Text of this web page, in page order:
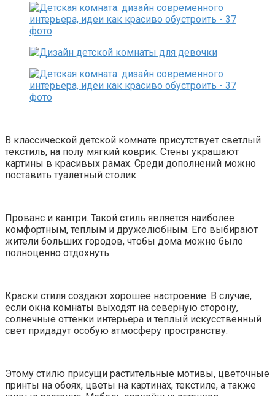
В классической детской комнате присутствует светлый
текстиль, на полу мягкий коврик. Стены украшают
картины в красивых рамах. Среди дополнений можно
поставить туалетный столик.
Прованс и кантри. Такой стиль является наиболее
комфортным, теплым и дружелюбным. Его выбирают
жители больших городов, чтобы дома можно было
полноценно отдохнуть.
Краски стиля создают хорошее настроение. В случае,
если окна комнаты выходят на северную сторону,
солнечные оттенки интерьера и теплый искусственный
свет придадут особую атмосферу пространству.
Этому стилю присущи растительные мотивы, цветочные
принты на обоях, цветы на картинах, текстиле, а также